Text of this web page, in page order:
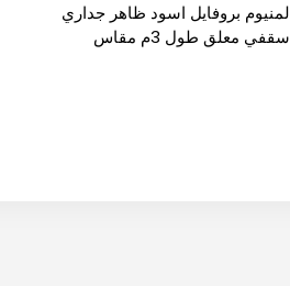
لمنيوم بروفايل اسود ظاهر جداري
سقفي معلق طول 3م مقاس